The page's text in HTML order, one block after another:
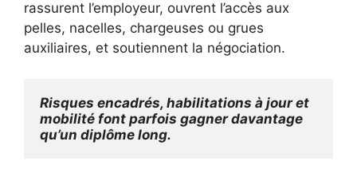
rassurent l’employeur, ouvrent l’accès aux
pelles, nacelles, chargeuses ou grues
auxiliaires, et soutiennent la négociation.
Risques encadrés, habilitations à jour et
mobilité font parfois gagner davantage
qu’un diplôme long.